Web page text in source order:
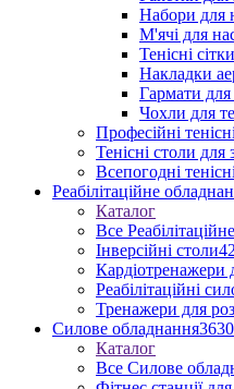
Набори для
М'ячі для
Тенісні сітки
Накладки
Гармати для
Чохли для
Професійні
Тенісні столи
Всепогодні
Реабілітаційне
Каталог
Все
Інверсійні столи42
Кардіотренажери
Реабілітаційні
Тренажери для
Силове обладнання3630
Каталог
Все Силове